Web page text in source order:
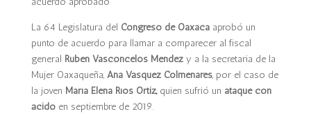
La 64 Legislatura del Congreso de Oaxacaaprobó un
punto de acuerdo para llamar a comparecer al fiscal
general Rubén Vasconcelos Méndezy a la secretaria de la
Mujer Oaxaqueña, Ana Vásquez Colmenares, por el caso de
la joven María Elena Ríos Ortiz, quien sufrió un ataque con
ácidoen septiembre de 2019.